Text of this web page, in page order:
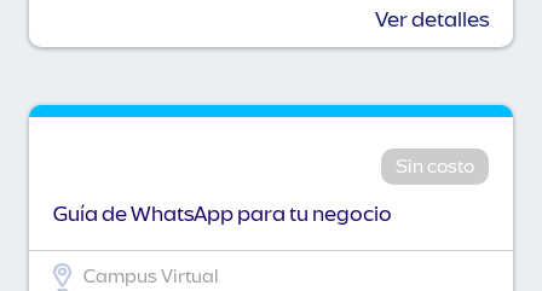
Ver detalles
Sin costo
Guía de WhatsApp para tu negocio
Campus Virtual